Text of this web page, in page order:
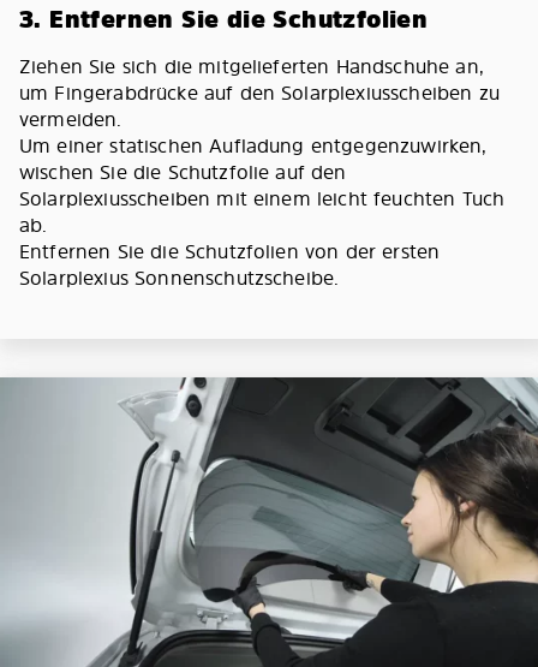
3. Entfernen Sie die Schutzfolien
Ziehen Sie sich die mitgelieferten Handschuhe an,
um Fingerabdrücke auf den Solarplexiusscheiben zu
vermeiden.
Um einer statischen Aufladung entgegenzuwirken,
wischen Sie die Schutzfolie auf den
Solarplexiusscheiben mit einem leicht feuchten Tuch
ab.
Entfernen Sie die Schutzfolien von der ersten
Solarplexius Sonnenschutzscheibe.